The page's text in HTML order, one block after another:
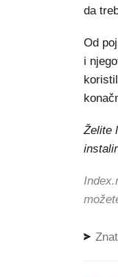
da
Od
i
Želite